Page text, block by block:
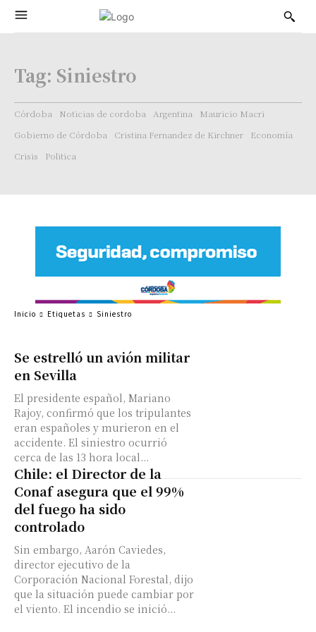
Tag: Siniestro
Córdoba Noticias de cordoba Argentina
Mauricio Macri
Gobierno de Córdoba
Cristina Fernandez de Kirchner
Economía
Crisis
Politica
Se estrelló un avión militar
en Sevilla
El presidente español, Mariano
Rajoy, confirmó que los tripulantes
eran españoles y murieron en el
accidente. El siniestro ocurrió
cerca de las 13 hora local...
Chile: el Director de la
Conaf asegura que el 99%
del fuego ha sido
controlado
Sin embargo, Aarón Caviedes,
director ejecutivo de la
Corporación Nacional Forestal, dijo
que la situación puede cambiar por
el viento. El incendio se inició...
Inicio Etiquetas Siniestro